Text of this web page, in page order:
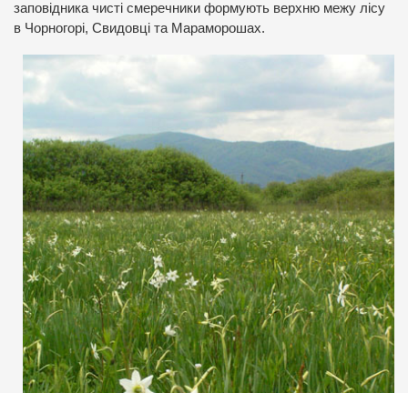
заповідника чисті смеречники формують верхню межу лісу
в Чорногорі, Свидовці та Мараморошах.